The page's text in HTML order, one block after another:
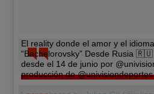
El reality donde el amor y el
“Bachelorovsky” Desde Rusia
desde el 14 de junio por
producción de @univisiondeportes